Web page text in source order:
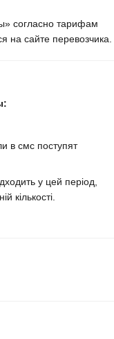
согласно тарифам
на сайте перевозчика.
в смс поступят
у цей період,
кількості.